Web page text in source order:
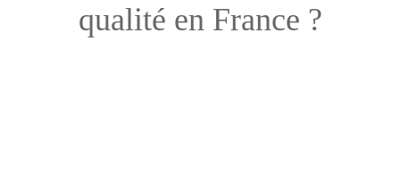
qualité en France ?